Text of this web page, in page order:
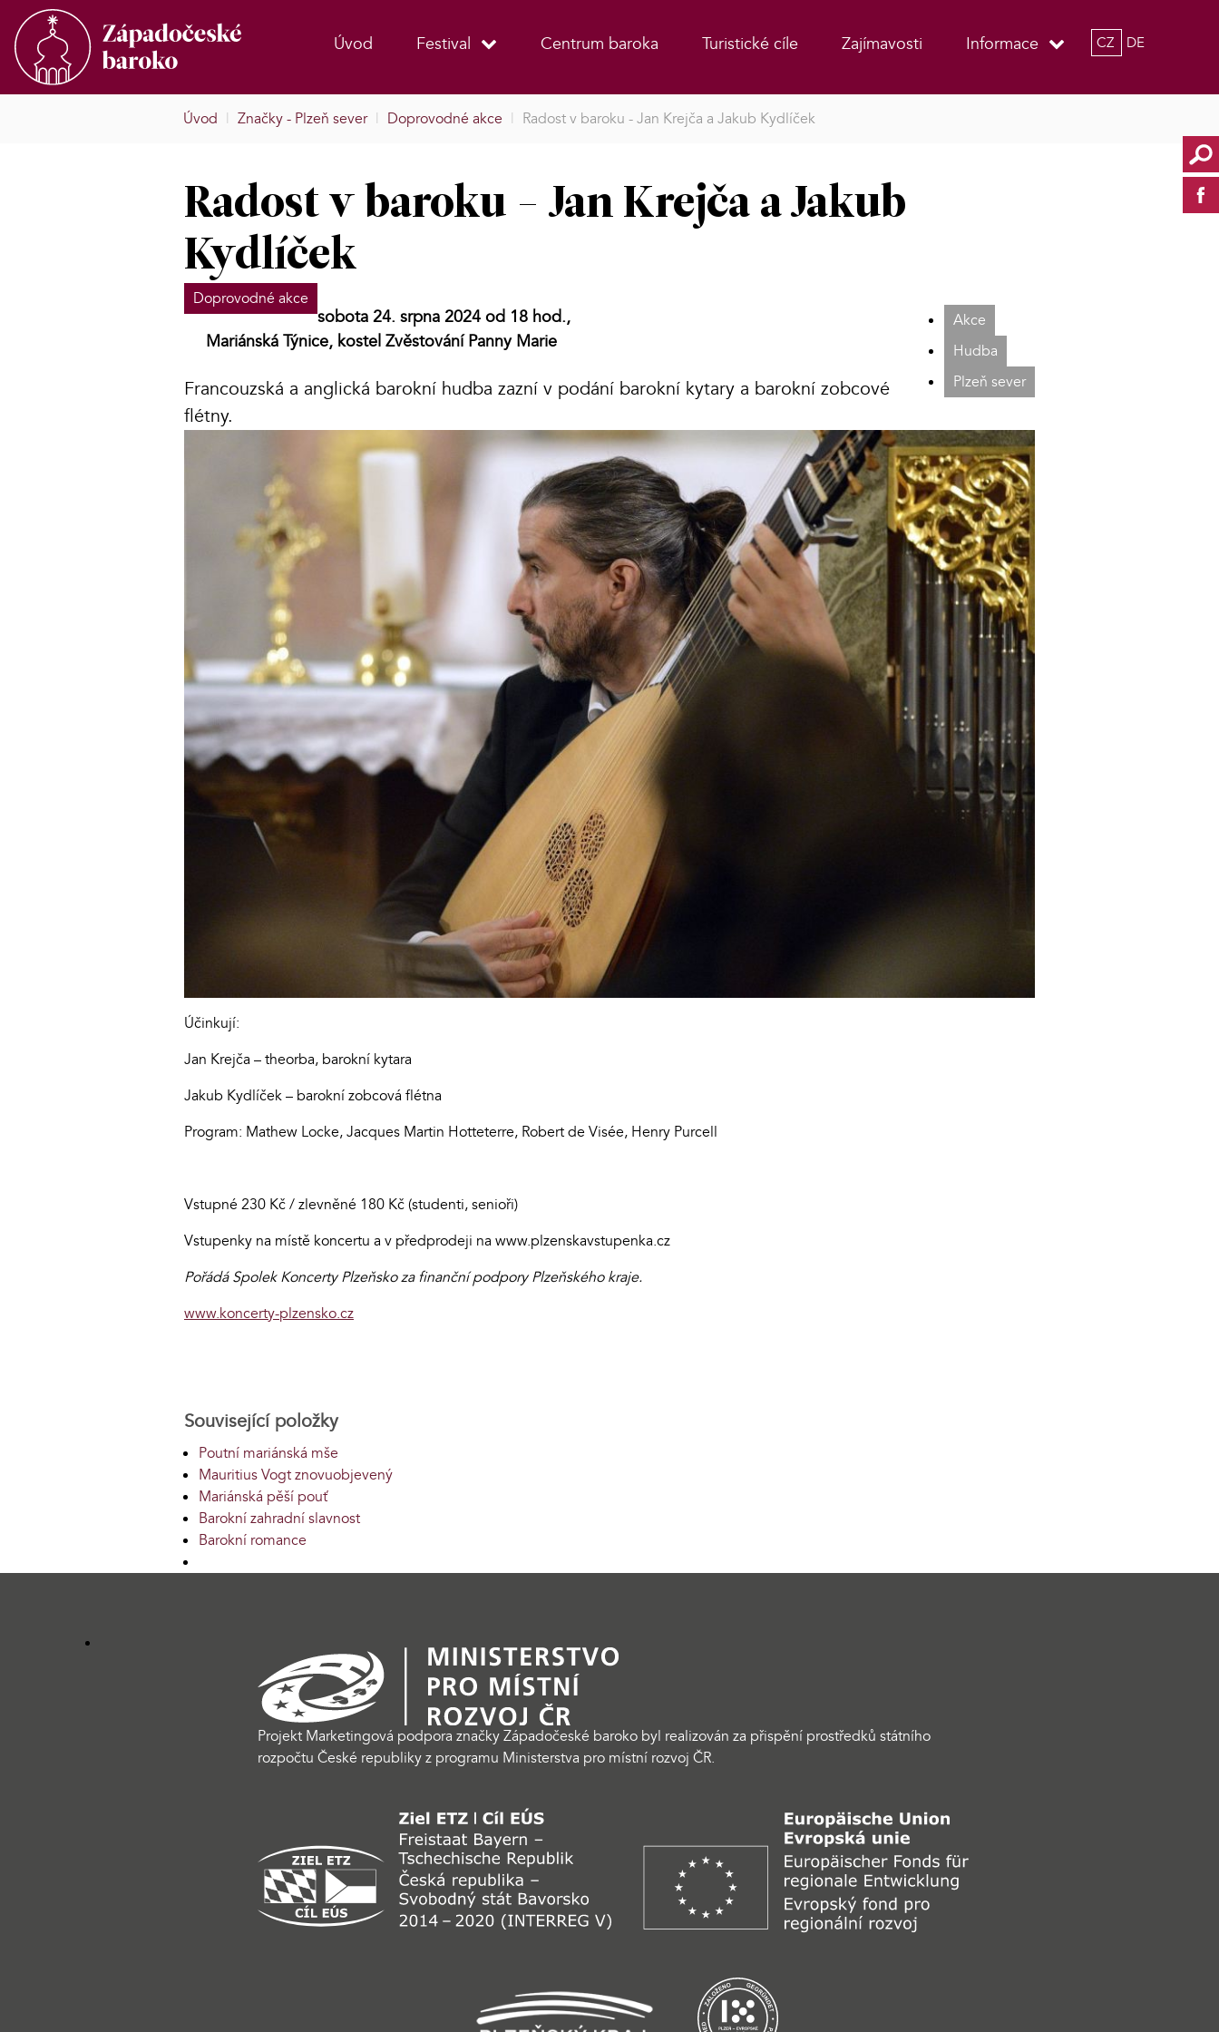
Úvod Festival Centrum baroka Turistické cíle Zajímavosti Informace CZ DE
Úvod | Značky - Plzeň sever | Doprovodné akce | Radost v baroku - Jan Krejča a Jakub Kydlíček
Radost v baroku - Jan Krejča a Jakub
Kydlíček
Doprovodné akce
Akce
Hudba
Plzeň sever
sobota 24. srpna 2024 od 18 hod.,
Mariánská Týnice, kostel Zvěstování Panny Marie
Francouzská a anglická barokní hudba zazní v podání barokní kytary a barokní zobcové
flétny.
Účinkují:
Jan Krejča – theorba, barokní kytara
Jakub Kydlíček – barokní zobcová flétna
Program: Mathew Locke, Jacques Martin Hotteterre, Robert de Visée, Henry Purcell
Vstupné 230 Kč / zlevněné 180 Kč (studenti, senioři)
Vstupenky na místě koncertu a v předprodeji na www.plzenskavstupenka.cz
Pořádá Spolek Koncerty Plzeňsko za finanční podpory Plzeňského kraje.
www.koncerty-plzensko.cz
Související položky
Poutní mariánská mše
Mauritius Vogt znovuobjevený
Mariánská pěší pouť
Barokní zahradní slavnost
Barokní romance
Projekt Marketingová podpora značky Západočeské baroko byl realizován za přispění prostředků státního
rozpočtu České republiky z programu Ministerstva pro místní rozvoj ČR.